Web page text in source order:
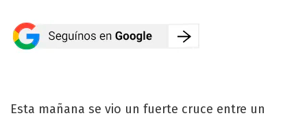
Esta mañana se vio un fuerte cruce entre un